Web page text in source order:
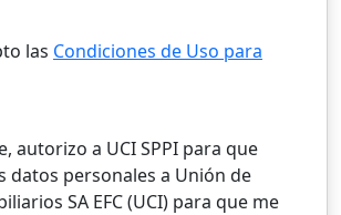
las Condiciones de Uso para
autorizo a UCI SPPI para que
datos personales a Unión de
SA EFC (UCI) para que me